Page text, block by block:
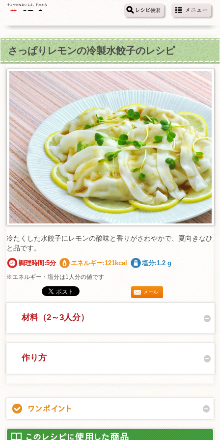
さっぱりレモンの冷製水餃子のレシピ
冷たくした水餃子にレモンの酸味と香りがさわやかで、夏向きなひ
と品です。
調理時間:5分 エネルギー:121kcal 塩分:1.2 g
※エネルギー・塩分は1人分の値です
メール
材料（2～3人分）
作り方